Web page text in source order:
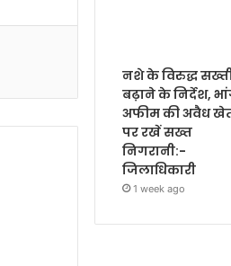
नशे के विरुद्ध
बढ़ाने के निर्देश,
अफीम की अवैध
पर रखें सख्त
निगरानी:-
जिलाधिकारी
1 week ago